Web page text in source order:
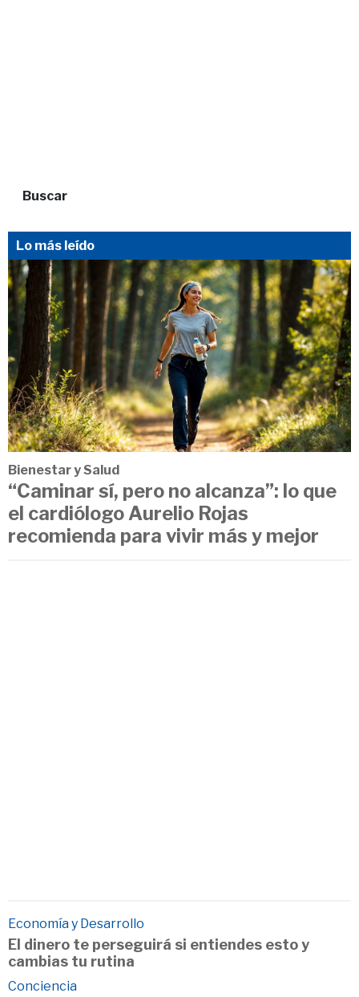
Buscar
Lo más leído
Bienestar y Salud
“Caminar sí, pero no alcanza”: lo que
el cardiólogo Aurelio Rojas
recomienda para vivir más y mejor
Economía y Desarrollo
El dinero te perseguirá si entiendes esto y
cambias tu rutina
Conciencia